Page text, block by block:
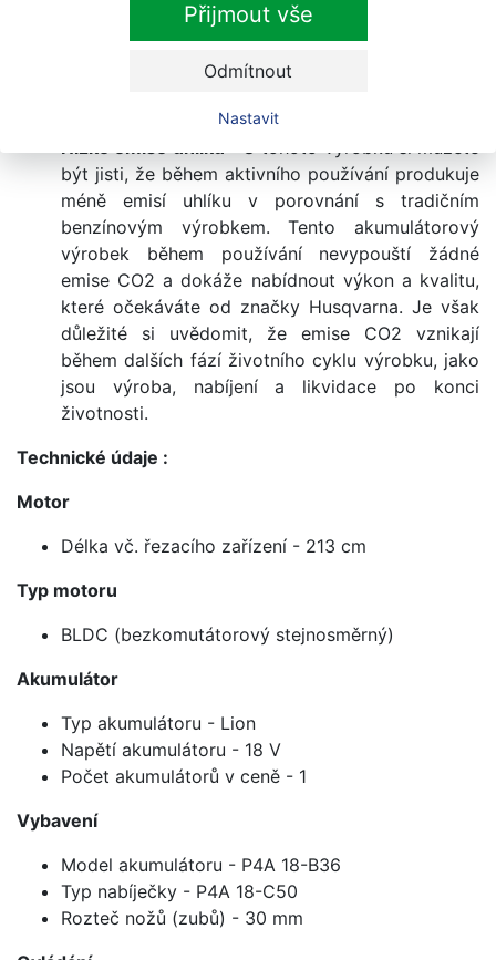
Přijmout vše
Odmítnout
Nastavit
aplikace poskytuje také další informace, jako
provozní údaje výrobku, stav nabití, informace
týkající se údržby a servisu. Aplikaci si můžete
být jisti, že během aktivního používání produkuje
méně emisí uhlíku v porovnání s tradičním
benzínovým výrobkem. Tento akumulátorový
výrobek během používání nevypouští žádné
emise CO2 a dokáže nabídnout výkon a kvalitu,
které očekáváte od značky Husqvarna. Je však
důležité si uvědomit, že emise CO2 vznikají
během dalších fází životního cyklu výrobku, jako
jsou výroba, nabíjení a likvidace po konci
životnosti.
Technické údaje :
Motor
Délka vč. řezacího zařízení - 213 cm
Typ motoru
BLDC (bezkomutátorový stejnosměrný)
Akumulátor
Typ akumulátoru - Lion
Napětí akumulátoru - 18 V
Počet akumulátorů v ceně - 1
Vybavení
Model akumulátoru - P4A 18-B36
Typ nabíječky - P4A 18-C50
Rozteč nožů (zubů) - 30 mm